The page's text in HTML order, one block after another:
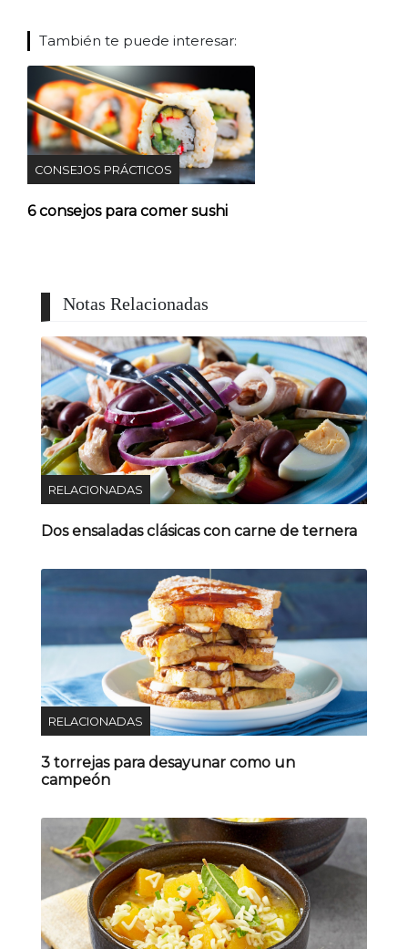
También te puede interesar:
CONSEJOS PRÁCTICOS
6 consejos para comer sushi
Notas Relacionadas
RELACIONADAS
Dos ensaladas clásicas con carne de ternera
RELACIONADAS
3 torrejas para desayunar como un
campeón